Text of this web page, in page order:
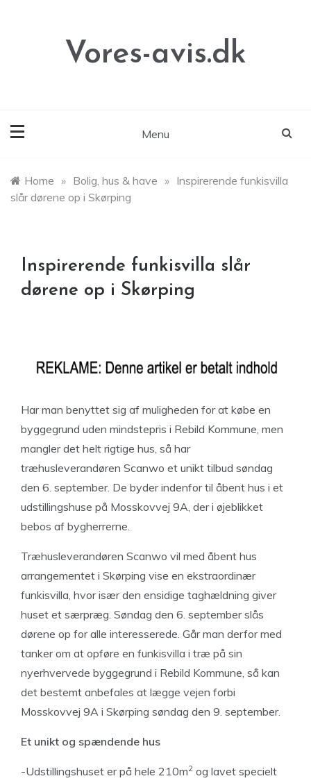
Vores-avis.dk
Menu
Home » Bolig, hus & have » Inspirerende funkisvilla
slår dørene op i Skørping
Inspirerende funkisvilla slår
dørene op i Skørping
Har man benyttet sig af muligheden for at købe en
byggegrund uden mindstepris i Rebild Kommune, men
mangler det helt rigtige hus, så har
træhusleverandøren Scanwo et unikt tilbud søndag
den 6. september. De byder indenfor til åbent hus i et
udstillingshuse på Mosskovvej 9A, der i øjeblikket
bebos af bygherrerne.
Træhusleverandøren Scanwo vil med åbent hus
arrangementet i Skørping vise en ekstraordinær
funkisvilla, hvor især den ensidige taghældning giver
huset et særpræg. Søndag den 6. september slås
dørene op for alle interesserede. Går man derfor med
tanker om at opføre en funkisvilla i træ på sin
nyerhvervede byggegrund i Rebild Kommune, så kan
det bestemt anbefales at lægge vejen forbi
Mosskovvej 9A i Skørping søndag den 9. september.
Et unikt og spændende hus
-Udstillingshuset er på hele 210m2 og lavet specielt